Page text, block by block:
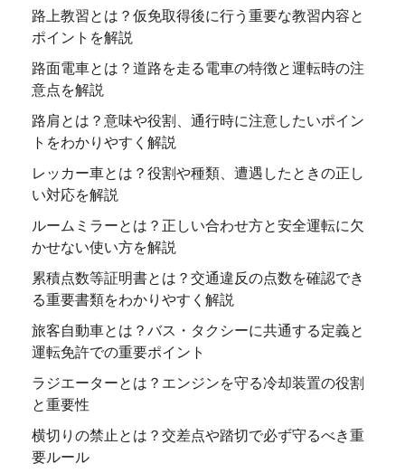
路上教習とは？仮免取得後に行う重要な教習内容と
ポイントを解説
路面電車とは？道路を走る電車の特徴と運転時の注
意点を解説
路肩とは？意味や役割、通行時に注意したいポイン
トをわかりやすく解説
レッカー車とは？役割や種類、遭遇したときの正し
い対応を解説
ルームミラーとは？正しい合わせ方と安全運転に欠
かせない使い方を解説
累積点数等証明書とは？交通違反の点数を確認でき
る重要書類をわかりやすく解説
旅客自動車とは？バス・タクシーに共通する定義と
運転免許での重要ポイント
ラジエーターとは？エンジンを守る冷却装置の役割
と重要性
横切りの禁止とは？交差点や踏切で必ず守るべき重
要ルール